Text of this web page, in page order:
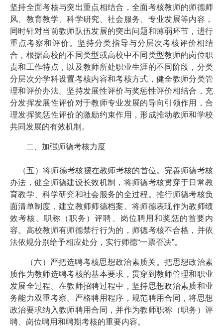
坚持全面考核与突出重点相结合，全面考核教师的师德师
风、教育教学、科学研究、社会服务、专业发展等内容，
同时针对当前教师队伍发展的突出问题和薄弱环节，进行
重点考察和评价。坚持分类指导与分层次考核评价相结
合，根据高校的不同类型或高校中不同类型教师的岗位职
责和工作特点，以及教师所处职业生涯的不同阶段，分类
分层次分学科设置考核内容和考核方式，健全教师分类管
理和评价办法。坚持发展性评价与奖惩性评价相结合，充
分发挥发展性评价对于教师专业发展的导向引领作用，合
理发挥奖惩性评价的激励约束作用，形成推动教师和学校
共同发展的有效机制。
二、加强师德考核力度
（五）将师德考核摆在教师考核的首位。完善师德考核
办法，健全师德建设长效机制，将师德考核贯穿于日常教
育教学、科学研究和社会服务的全过程。推行师德考核负
面清单制度，建立教师师德档案。将师德表现作为教师绩
效考核、职称（职务）评聘、岗位聘用和奖惩的首要内
容。高校教师有师德禁行行为的，师德考核不合格，并依
法依规分别给予相应处分，实行师德“一票否决”。
（六）严把选聘考核思想政治素质关。把思想政治素
质作为教师选聘考核的基本要求，贯穿到教师管理和职业
发展全过程。在教师招聘过程中，坚持思想政治素质和业
务能力双重考察。严格聘用程序，规范聘用合同，将思想
政治要求纳入教师聘用合同，并作为教师职称（职务）评
聘、岗位聘用和聘期考核的重要内容。